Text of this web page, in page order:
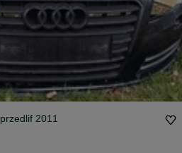
C7 przedlif 2011